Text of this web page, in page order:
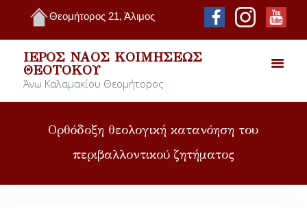
Θεομήτορος 21, Άλιμος
ΙΕΡΌΣ ΝΑΌΣ ΚΟΙΜΉΣΕΩΣ
ΘΕΟΤΌΚΟΥ
Άνω Καλαμακίου Θεομήτορος
Ορθόδοξη θεολογική κατανόηση του
περιβαλλοντικού ζητήματος